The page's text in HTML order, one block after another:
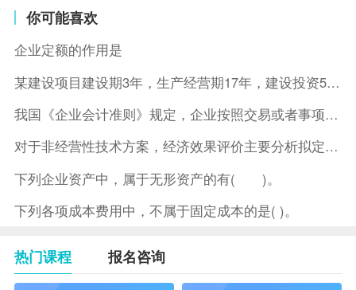
你可能喜欢
企业定额的作用是
某建设项目建设期3年，生产经营期17年，建设投资5500万元
我国《企业会计准则》规定，企业按照交易或者事项的经济特征确定
对于非经营性技术方案，经济效果评价主要分析拟定方案的( )。
下列企业资产中，属于无形资产的有( )。
下列各项成本费用中，不属于固定成本的是( )。
热门课程 报名咨询